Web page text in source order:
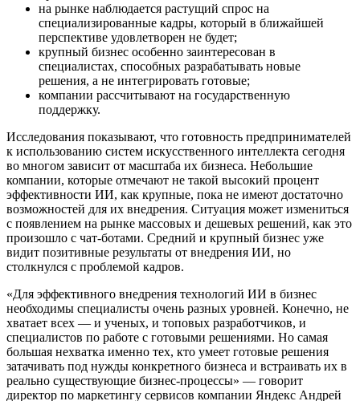
на рынке наблюдается растущий спрос на
специализированные кадры, который в ближайшей
перспективе удовлетворен не будет;
крупный бизнес особенно заинтересован в
специалистах, способных разрабатывать новые
решения, а не интегрировать готовые;
компании рассчитывают на государственную
поддержку.
Исследования показывают, что готовность предпринимателей
к использованию систем искусственного интеллекта сегодня
во многом зависит от масштаба их бизнеса. Небольшие
компании, которые отмечают не такой высокий процент
эффективности ИИ, как крупные, пока не имеют достаточно
возможностей для их внедрения. Ситуация может измениться
с появлением на рынке массовых и дешевых решений, как это
произошло с чат-ботами. Средний и крупный бизнес уже
видит позитивные результаты от внедрения ИИ, но
столкнулся с проблемой кадров.
«Для эффективного внедрения технологий ИИ в бизнес
необходимы специалисты очень разных уровней. Конечно, не
хватает всех — и ученых, и топовых разработчиков, и
специалистов по работе с готовыми решениями. Но самая
большая нехватка именно тех, кто умеет готовые решения
затачивать под нужды конкретного бизнеса и встраивать их в
реально существующие бизнес-процессы» — говорит
директор по маркетингу сервисов компании Яндекс Андрей